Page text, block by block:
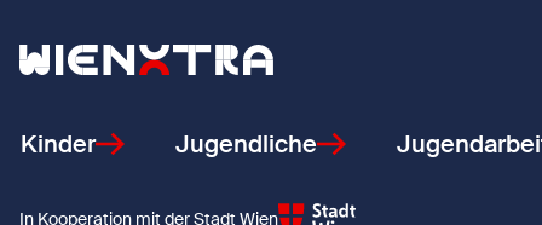
Zurück zur Startseite
Kinder Jugendliche
In Kooperation mit der Stadt Wien